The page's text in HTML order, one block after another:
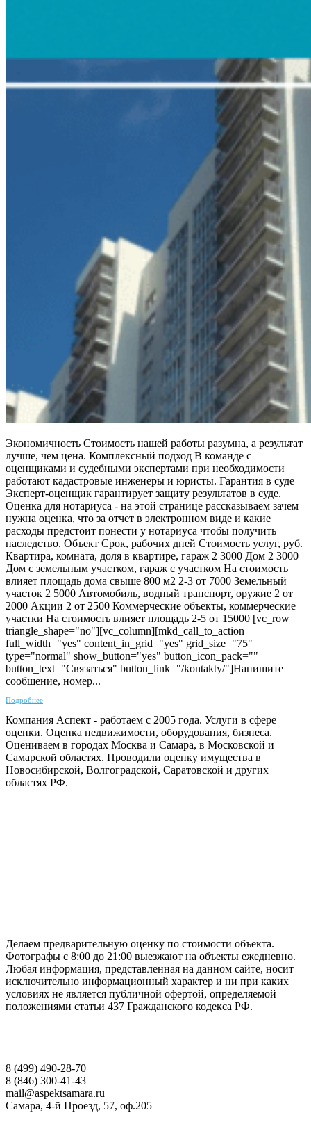
Экономичность Стоимость нашей работы разумна, а результат
лучше, чем цена. Комплексный подход В команде с
оценщиками и судебными экспертами при необходимости
работают кадастровые инженеры и юристы. Гарантия в суде
Эксперт-оценщик гарантирует защиту результатов в суде.
Оценка для нотариуса - на этой странице рассказываем зачем
нужна оценка, что за отчет в электронном виде и какие
расходы предстоит понести у нотариуса чтобы получить
наследство. Объект Срок, рабочих дней Стоимость услуг, руб.
Квартира, комната, доля в квартире, гараж 2 3000 Дом 2 3000
Дом с земельным участком, гараж с участком На стоимость
влияет площадь дома свыше 800 м2 2-3 от 7000 Земельный
участок 2 5000 Автомобиль, водный транспорт, оружие 2 от
2000 Акции 2 от 2500 Коммерческие объекты, коммерческие
участки На стоимость влияет площадь 2-5 от 15000 [vc_row
triangle_shape="no"][vc_column][mkd_call_to_action
full_width="yes" content_in_grid="yes" grid_size="75"
type="normal" show_button="yes" button_icon_pack=""
button_text="Связаться" button_link="/kontakty/"]Напишите
сообщение, номер...
Подробнее
Компания Аспект - работаем с 2005 года. Услуги в сфере
оценки. Оценка недвижимости, оборудования, бизнеса.
Оцениваем в городах Москва и Самара, в Московской и
Самарской областях. Проводили оценку имущества в
Новосибирской, Волгоградской, Саратовской и других
областях РФ.
Делаем предварительную оценку по стоимости объекта.
Фотографы с 8:00 до 21:00 выезжают на объекты ежедневно.
Любая информация, представленная на данном сайте, носит
исключительно информационный характер и ни при каких
условиях не является публичной офертой, определяемой
положениями статьи 437 Гражданского кодекса РФ.
8 (499) 490-28-70
8 (846) 300-41-43
mail@aspektsamara.ru
Самара, 4-й Проезд, 57, оф.205